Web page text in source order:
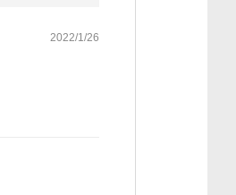
2022/1/26